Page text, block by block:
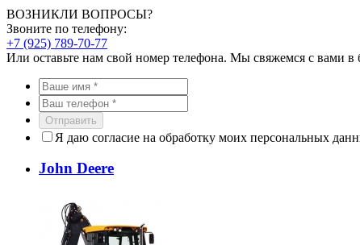
ВОЗНИКЛИ ВОПРОСЫ?
Звоните по телефону:
+7 (925) 789-70-77
Или оставьте нам свой номер телефона. Мы свяжемся с вами в
Отправить
Я даю согласие на обработку моих персональных
John Deere